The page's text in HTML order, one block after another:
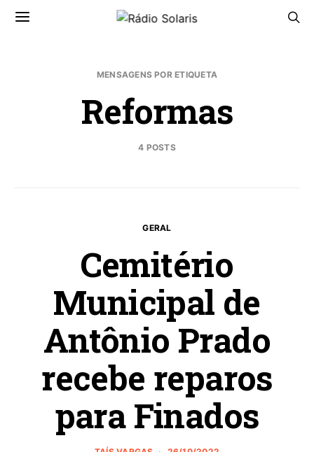
MENSAGENS POR ETIQUETA
Reformas
4 POSTS
GERAL
Cemitério
Municipal de
Antônio Prado
recebe reparos
para Finados